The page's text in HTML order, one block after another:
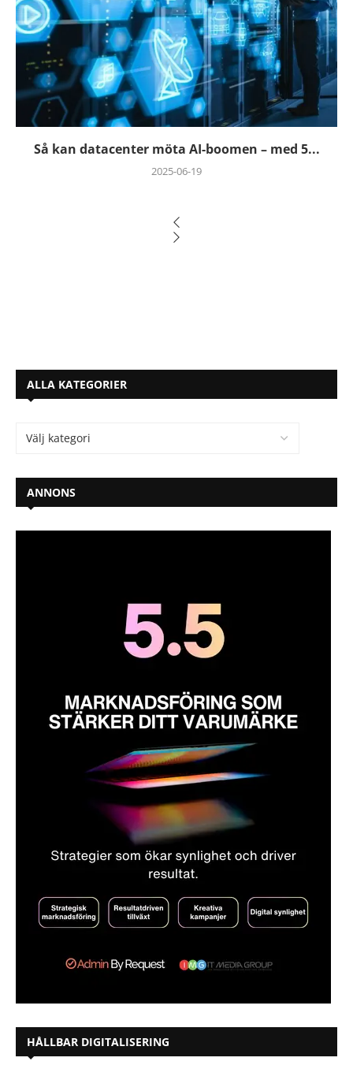
Så kan datacenter möta AI-boomen – med 5...
2025-06-19
ALLA KATEGORIER
ANNONS
HÅLLBAR DIGITALISERING